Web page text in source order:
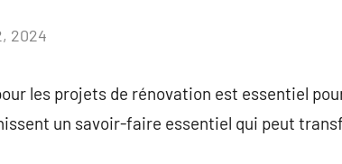
2024
les projets de rénovation est essentiel
un savoir-faire essentiel qui peut